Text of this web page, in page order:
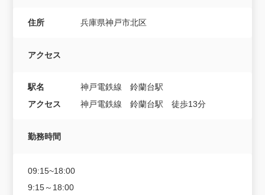
住所 兵庫県神戸市北区
アクセス
駅名
神戸電鉄線 鈴蘭台駅
アクセス
神戸電鉄線 鈴蘭台駅 徒歩13分
勤務時間
09:15~18:00
9:15～18:00